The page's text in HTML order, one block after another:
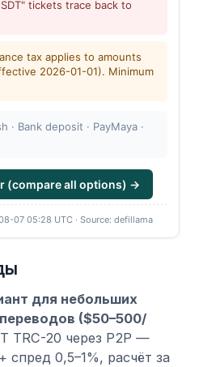
tickets trace back to
tax applies to amounts
2026-01-01). Minimum
· Bank deposit · PayMaya ·
(compare all options) →
07 05:28 UTC · Source: defillama
для небольших
($50–500/
TRC-20 через P2P —
спред 0,5–1%, расчёт за